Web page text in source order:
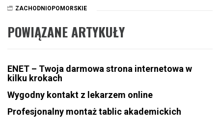
ZACHODNIOPOMORSKIE
POWIĄZANE ARTYKUŁY
ENET – Twoja darmowa strona internetowa w
kilku krokach
Wygodny kontakt z lekarzem online
Profesjonalny montaż tablic akademickich